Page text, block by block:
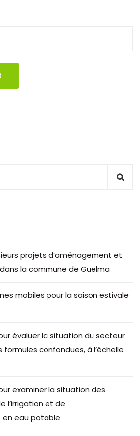
projets d’aménagement et
la commune de Guelma
mobiles pour la saison estivale
évaluer la situation du secteur
confondues, à l’échelle
examiner la situation des
l’irrigation et de
en eau potable